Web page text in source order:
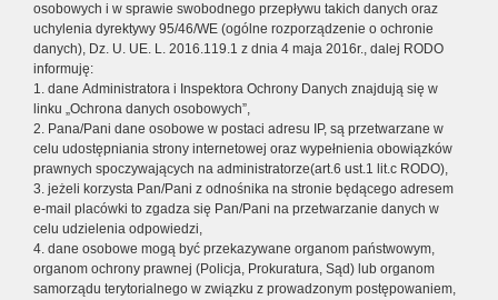
osobowych i w sprawie swobodnego przepływu takich danych oraz
uchylenia dyrektywy 95/46/WE (ogólne rozporządzenie o ochronie
danych), Dz. U. UE. L. 2016.119.1 z dnia 4 maja 2016r., dalej RODO
informuję:
1. dane Administratora i Inspektora Ochrony Danych znajdują się w
linku „Ochrona danych osobowych”,
2. Pana/Pani dane osobowe w postaci adresu IP, są przetwarzane w
celu udostępniania strony internetowej oraz wypełnienia obowiązków
prawnych spoczywających na administratorze(art.6 ust.1 lit.c RODO),
3. jeżeli korzysta Pan/Pani z odnośnika na stronie będącego adresem
e-mail placówki to zgadza się Pan/Pani na przetwarzanie danych w
celu udzielenia odpowiedzi,
4. dane osobowe mogą być przekazywane organom państwowym,
organom ochrony prawnej (Policja, Prokuratura, Sąd) lub organom
samorządu terytorialnego w związku z prowadzonym postępowaniem,